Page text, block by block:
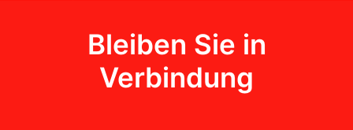
Bleiben Sie in
Verbindung